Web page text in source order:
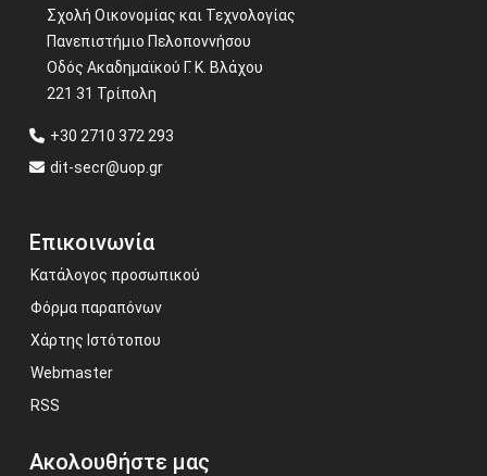
Σχολή Οικονομίας και Τεχνολογίας
Πανεπιστήμιο Πελοποννήσου
Οδός Ακαδημαϊκού Γ. Κ. Βλάχου
221 31 Τρίπολη
+30 2710 372 293
dit-secr@uop.gr
Επικοινωνία
Κατάλογος προσωπικού
Φόρμα παραπόνων
Χάρτης Ιστότοπου
Webmaster
RSS
Ακολουθήστε μας